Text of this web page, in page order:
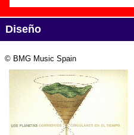
Diseño
© BMG Music Spain